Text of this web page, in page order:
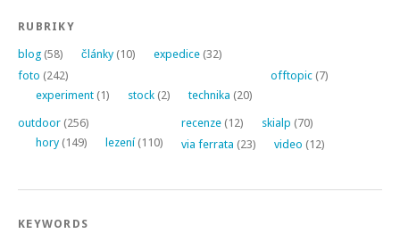
RUBRIKY
blog (58) články (10) expedice (32)
foto (242)
experiment (1) stock (2) technika (20)
offtopic (7)
outdoor (256)
hory (149) lezení(110)
recenze (12) skialp (70)
via ferrata (23) video (12)
KEYWORDS